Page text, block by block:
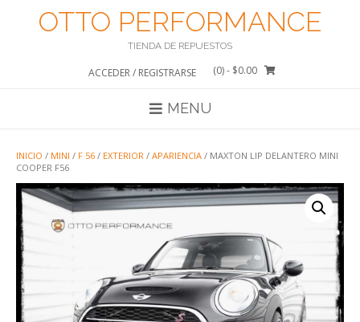
OTTO PERFORMANCE
TIENDA DE REPUESTOS
ACCEDER / REGISTRARSE (0)- $0.00
MENU
INICIO / MINI / F 56 / EXTERIOR / APARIENCIA / MAXTON LIP DELANTERO MINI
COOPER F56